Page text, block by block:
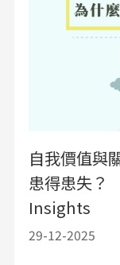
自我價值與
患得患失？
Insights
29-12-2025